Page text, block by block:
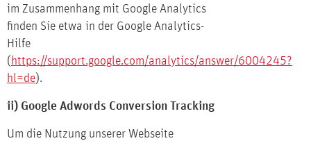
im Zusammenhang mit Google Analytics
finden Sie etwa in der Google Analytics-
Hilfe
( https://support.google.com/analytics/answer/6004245?
hl=de).
ii) Google Adwords Conversion Tracking
Um die Nutzung unserer Webseite